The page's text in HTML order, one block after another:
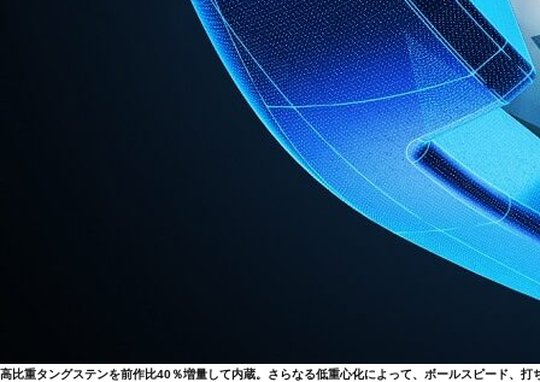
高比重タングステンを前作比40％増量して内蔵。さらなる低重心化によって、ボールスピード、